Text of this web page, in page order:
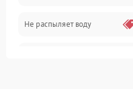
Программное обеспечение
Не распыляет воду